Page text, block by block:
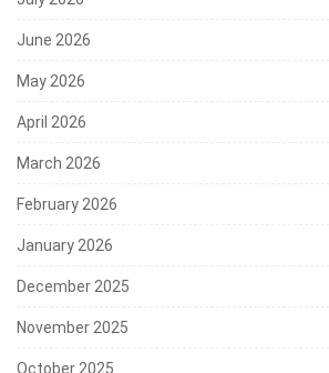
June 2026
May 2026
April 2026
March 2026
February 2026
January 2026
December 2025
November 2025
October 2025